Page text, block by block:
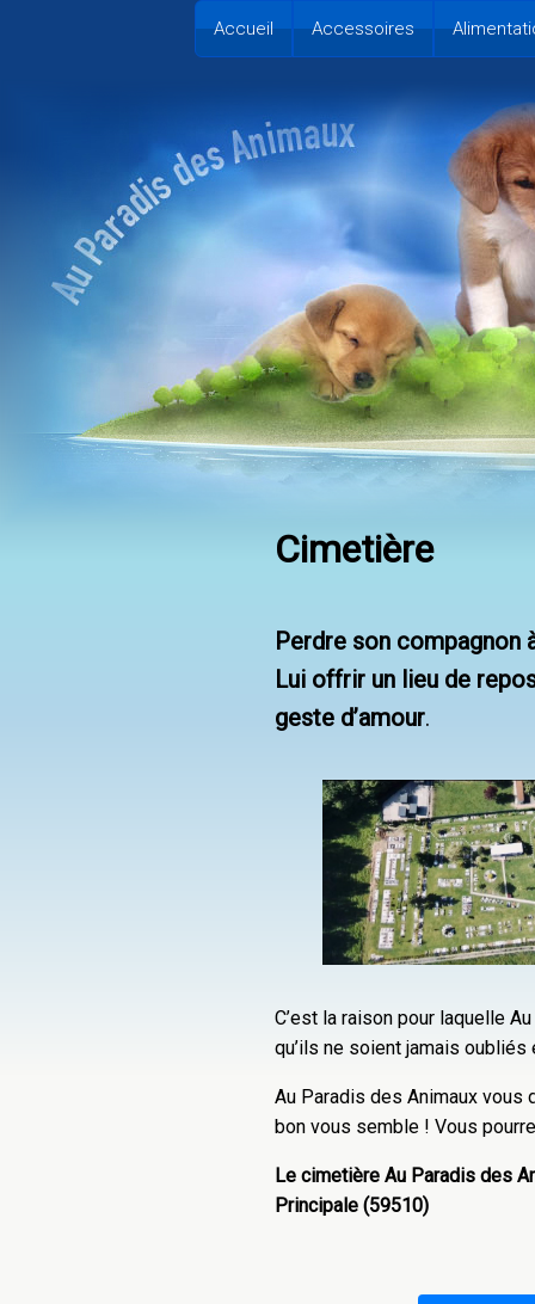
Accueil Accessoires
Cimetière
Perdre son compagnon
Lui offrir un lieu de
geste d’amour.
C’est la raison pour laquelle
qu’ils ne soient jamais
Au Paradis des Animaux
bon vous semble ! Vous
Le cimetière Au Paradis des
Principale (59510)